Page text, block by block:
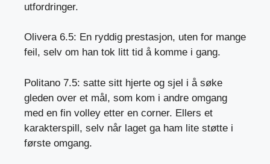
utfordringer.
Olivera 6.5: En ryddig prestasjon, uten for mange
feil, selv om han tok litt tid å komme i gang.
Politano 7.5: satte sitt hjerte og sjel i å søke
gleden over et mål, som kom i andre omgang
med en fin volley etter en corner. Ellers et
karakterspill, selv når laget ga ham lite støtte i
første omgang.